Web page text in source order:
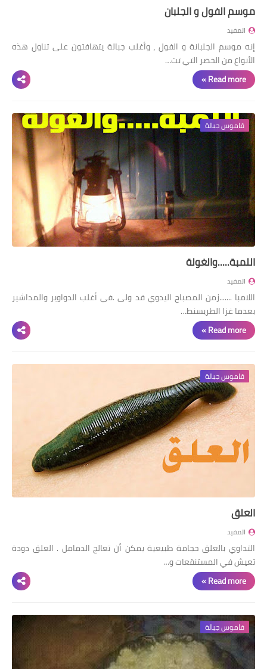
موسم الفول و الجلبان
المفيد
إنه موسم الجلبانة و الفول ، وأغلب جبالة يتهافتون على تناول هذه
الأنواع من الخضر التي تت…
Read more »
قاموس جبالة
اللمبة.....والغولة
المفيد
اللامبا .......زمن المصباح اليدوي قد ولى .في أغلب الدواوير والمداشير
بعدما غزا الطريسنط…
Read more »
قاموس جبالة
العلق
المفيد
التداوي بالعلق حجامة طبيعية يمكن أن تعالج الدمامل . العلق دودة
تعيش في المستنقعات و…
Read more »
قاموس جبالة